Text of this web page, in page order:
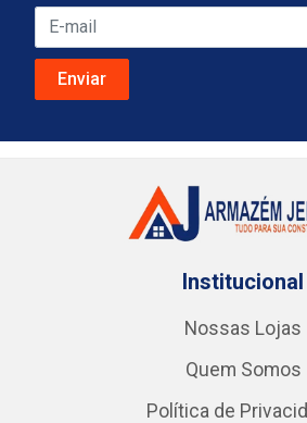
Institucional
Nossas Lojas
Quem Somos
Política de